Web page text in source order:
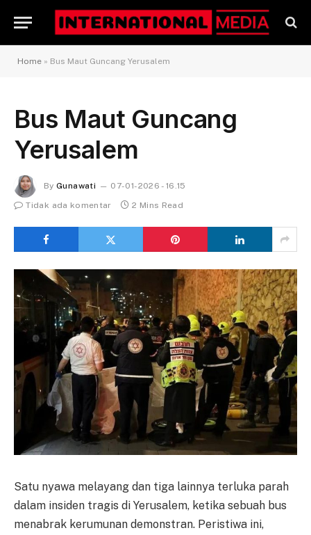
Home » Bus Maut Guncang Yerusalem
Bus Maut Guncang
Yerusalem
By Gunawati
07-01-2026 - 16.15
Tidak ada komentar
2 Mins Read
Satu nyawa melayang dan tiga lainnya terluka parah
dalam insiden tragis di Yerusalem, ketika sebuah bus
menabrak kerumunan demonstran. Peristiwa ini,